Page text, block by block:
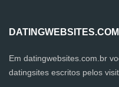
Em datingwebsites.com.br
datingsites escritos pelos